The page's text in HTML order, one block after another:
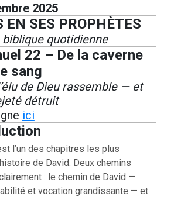
2025
EN SES PROPHÈTES
quotidienne
22 – De la caverne
sang
de Dieu rassemble — et
détruit
ici
l’un des chapitres les plus
de David. Deux chemins
: le chemin de David —
et vocation grandissante — et